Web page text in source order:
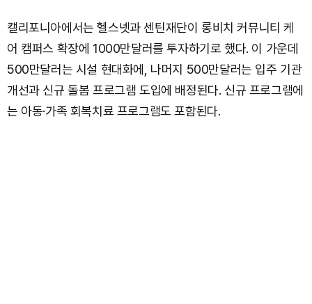
캘리포니아에서는 헬스넷과 센틴재단이 롱비치 커뮤니티 케
어 캠퍼스 확장에 1000만달러를 투자하기로 했다. 이 가운데
500만달러는 시설 현대화에, 나머지 500만달러는 입주 기관
개선과 신규 돌봄 프로그램 도입에 배정된다. 신규 프로그램에
는 아동·가족 회복치료 프로그램도 포함된다.